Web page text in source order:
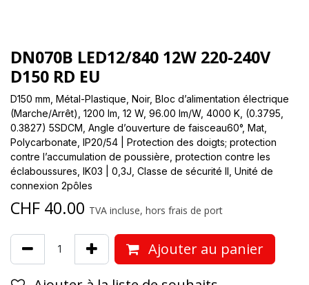
DN070B LED12/840 12W 220-240V
D150 RD EU
D150 mm, Métal-Plastique, Noir, Bloc d’alimentation électrique
(Marche/Arrêt), 1200 lm, 12 W, 96.00 lm/W, 4000 K, (0.3795,
0.3827) 5SDCM, Angle d’ouverture de faisceau60°, Mat,
Polycarbonate, IP20/54 | Protection des doigts; protection
contre l’accumulation de poussière, protection contre les
éclaboussures, IK03 | 0,3J, Classe de sécurité II, Unité de
connexion 2pôles
CHF 40.00 TVA incluse, hors frais de port
Ajouter au panier